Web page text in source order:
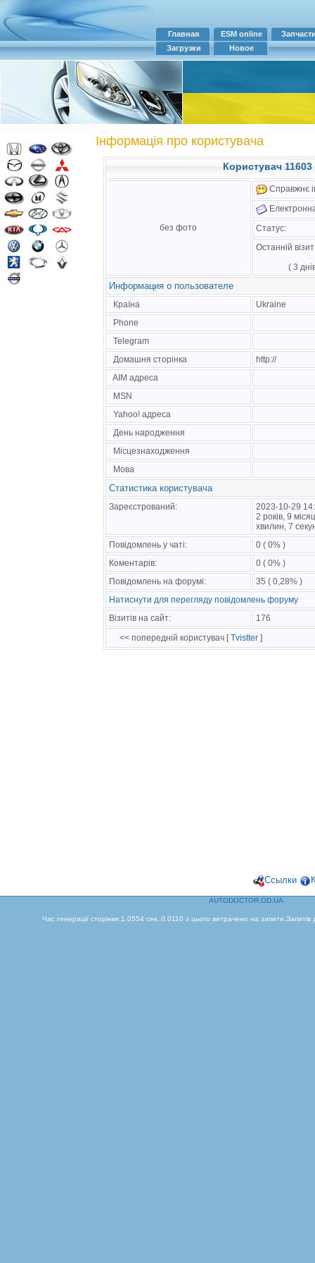
Главная ESM online
Загрузки
Новое
Інформація про користувача
Користувач
без фото
Справжнє
Статус:
Останній
( 3
Информация о пользователе
Країна
Ukraine
Phone
Telegram
Домашня сторінка
http://
AIM адреса
MSN
Yahoo! адреса
День народження
Місцезнаходження
Мова
Статистика користувача
Зареєстрований:
2023-10-29
2 років, 9
хвилин, 7
Повідомлень у чаті:
0 ( 0% )
Коментарів:
0 ( 0% )
Повідомлень на форумі:
35 ( 0,28% )
Натиснути для перегляду повідомлень форуму
Візитів на сайт:
176
<< попередній користувач [Tvistter ]
Ссылки
AUTODOCTOR.OD.UA
Час генерації сторінки:1.0554 сек.,0.0110 з цього витрачено на